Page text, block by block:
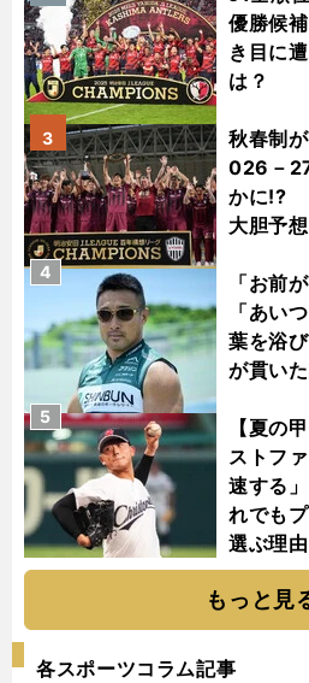
優勝候
き目に
は？
秋春制
026－
かに!?
大胆予想
3
「お前
「あい
葉を浴
が貫い
4
【夏の
ストフ
速する
れでも
選ぶ理由
5
もっと見
各スポーツコラム記事